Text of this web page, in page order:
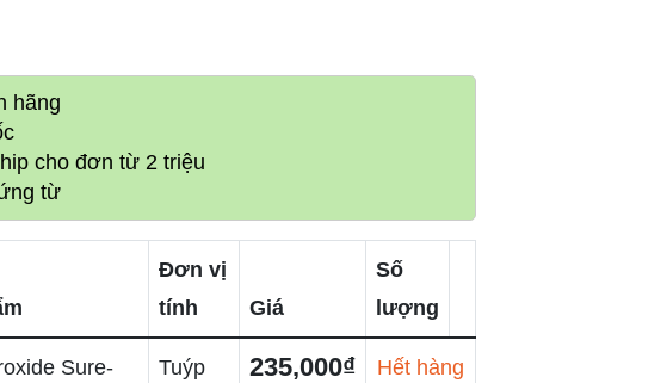
hãng
cho đơn từ 2 triệu
từ
Đơn vị
tính
Giá
Số
lượng
Sure-
Tuýp
235,000₫ Hết hàng